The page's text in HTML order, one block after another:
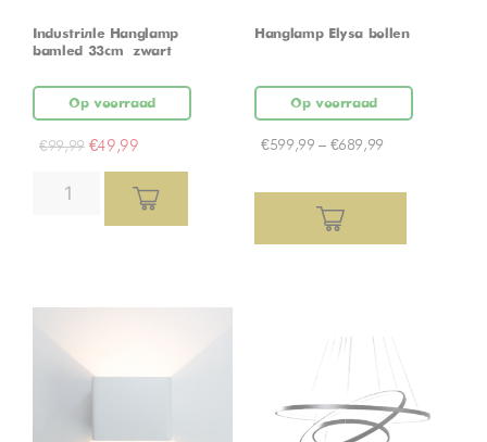
Industriële Hanglamp
bamled 33cm – zwart
Op voorraad
€99,99 €49,99
Hanglamp Elysa bollen
Op voorraad
€599,99 – €689,99